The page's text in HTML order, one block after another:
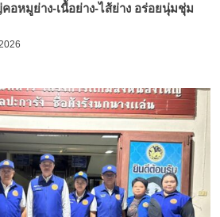
อหมูย่าง-เนื้อย่าง-ไส้ย่าง อร่อยนุ่มชุ่ม